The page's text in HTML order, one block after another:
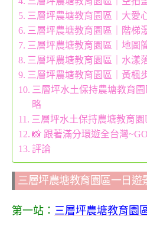
三層坪農塘教育園區｜大愛
三層坪農塘教育園區｜階梯
三層坪農塘教育園區｜地圖
三層坪農塘教育園區｜水漾
三層坪農塘教育園區｜黃楓
三層坪水土保持農塘教育
略
三層坪水土保持農塘教育
📸 跟著滿分環遊全台灣
評論
三層坪農塘教育園區一日遊
第一站： 三層坪農塘教育園